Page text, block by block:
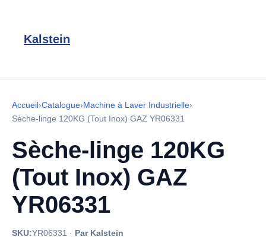
Kalstein
Accueil›Catalogue›Machine à Laver Industrielle›
Sèche-linge 120KG (Tout Inox) GAZ YR06331
Sèche-linge 120KG
(Tout Inox) GAZ
YR06331
SKU:YR06331 · Par Kalstein